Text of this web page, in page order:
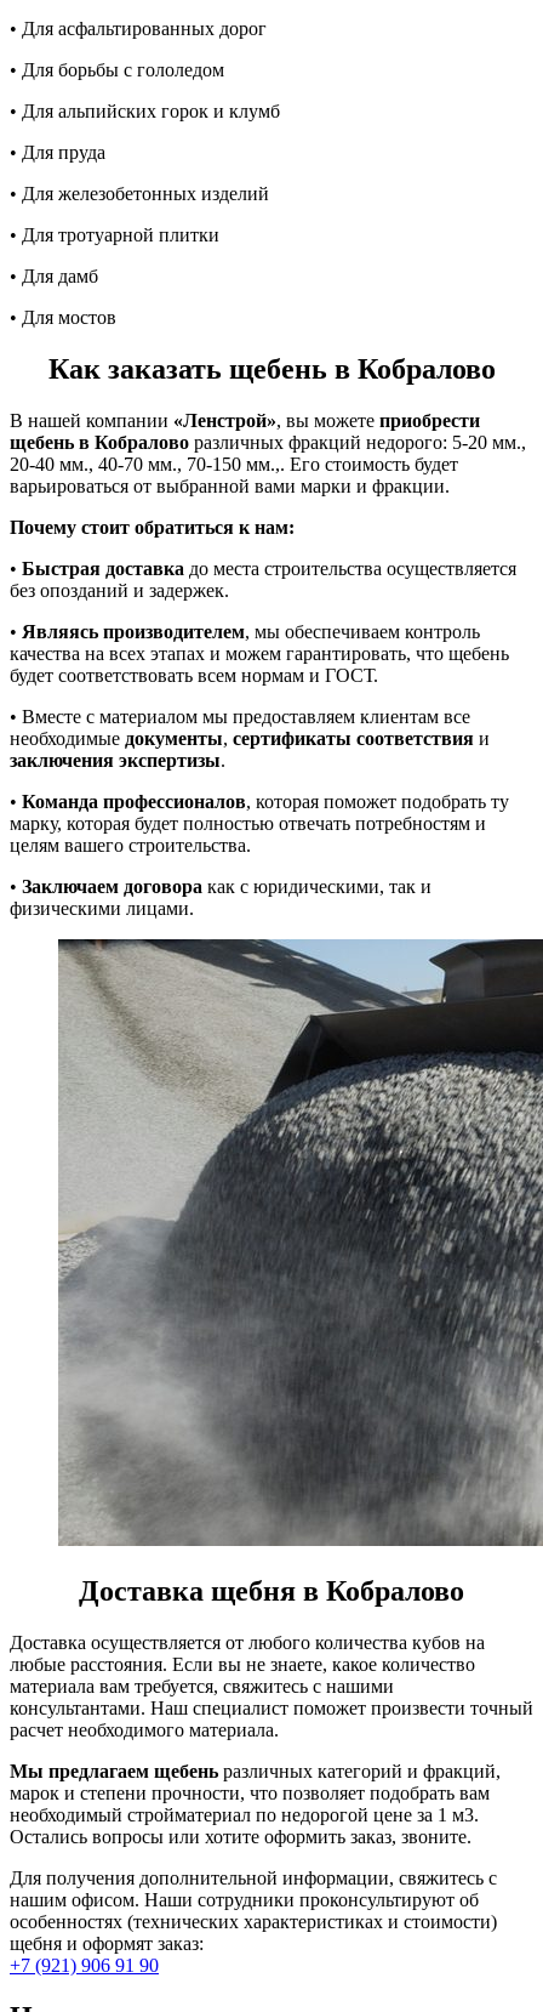
• Для асфальтированных дорог
• Для борьбы с гололедом
• Для альпийских горок и клумб
• Для пруда
• Для железобетонных изделий
• Для тротуарной плитки
• Для дамб
• Для мостов
Как заказать щебень в Кобралово
В нашей компании «Ленстрой», вы можете приобрести
щебень в Кобралово различных фракций недорого: 5-20 мм.,
20-40 мм., 40-70 мм., 70-150 мм.,. Его стоимость будет
варьироваться от выбранной вами марки и фракции.
Почему стоит обратиться к нам:
• Быстрая доставка до места строительства осуществляется
без опозданий и задержек.
• Являясь производителем, мы обеспечиваем контроль
качества на всех этапах и можем гарантировать, что щебень
будет соответствовать всем нормам и ГОСТ.
• Вместе с материалом мы предоставляем клиентам все
необходимые документы, сертификаты соответствия и
заключения экспертизы.
• Команда профессионалов, которая поможет подобрать ту
марку, которая будет полностью отвечать потребностям и
целям вашего строительства.
• Заключаем договора как с юридическими, так и
физическими лицами.
Доставка щебня в Кобралово
Доставка осуществляется от любого количества кубов на
любые расстояния. Если вы не знаете, какое количество
материала вам требуется, свяжитесь с нашими
консультантами. Наш специалист поможет произвести точный
расчет необходимого материала.
Мы предлагаем щебень различных категорий и фракций,
марок и степени прочности, что позволяет подобрать вам
необходимый стройматериал по недорогой цене за 1 м3.
Остались вопросы или хотите оформить заказ, звоните.
Для получения дополнительной информации, свяжитесь с
нашим офисом. Наши сотрудники проконсультируют об
особенностях (технических характеристиках и стоимости)
щебня и оформят заказ:
+7 (921) 906 91 90